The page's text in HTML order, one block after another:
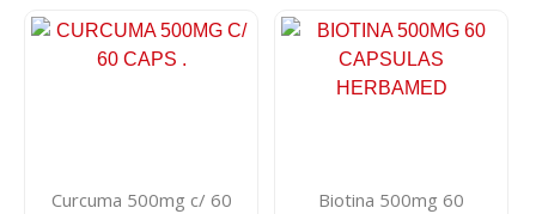
Curcuma 500mg c/ 60
Biotina 500mg 60